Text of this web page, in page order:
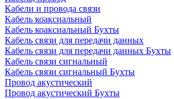
Кабели и провода связи
Кабель коаксиальный
Кабель коаксиальный Бухты
Кабель связи для передачи данных
Кабель связи для передачи данных Бухты
Кабель связи сигнальный
Кабель связи сигнальный Бухты
Провод акустический
Провод акустический Бухты